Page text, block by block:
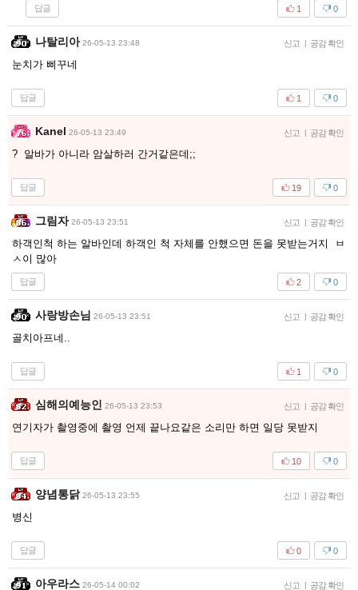
답글 0
1
나탈리아 26-05-13 23:48 신고 공감 확인
눈치가 삐꾸네
답글 0
1
Kanel 26-05-13 23:49 신고 공감 확인
? 알바가 아니라 암살하러 간거같은데;;
답글 0
19
그림자 26-05-13 23:51 신고 공감 확인
하객인척 하는 알바인데 하객인 척 자체를 안했으면 돈을 못받는거지 ㅂ
ㅅ이 많아
답글 0
2
사랑방손님 26-05-13 23:51 신고 공감 확인
골치아프네..
답글 0
1
심해의예능인 26-05-13 23:53 신고 공감 확인
연기자가 촬영중에 촬영 언제 끝나요같은 소리만 하면 일당 못받지
답글 0
10
양념통닭 26-05-13 23:55 신고 공감 확인
병신
답글 0
0
아우라스 26-05-14 00:02 신고 공감 확인